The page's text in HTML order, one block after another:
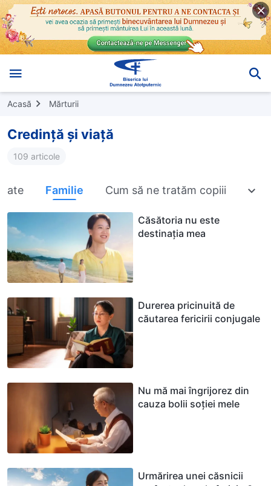
Acasă Mărturii
Credință și viață
109 articole
Familie Cum să ne tratăm copiii
Căsătoria nu este
destinația mea
Durerea pricinuită de
căutarea fericirii conjugale
Nu mă mai îngrijorez din
cauza bolii soției mele
Urmărirea unei căsnicii